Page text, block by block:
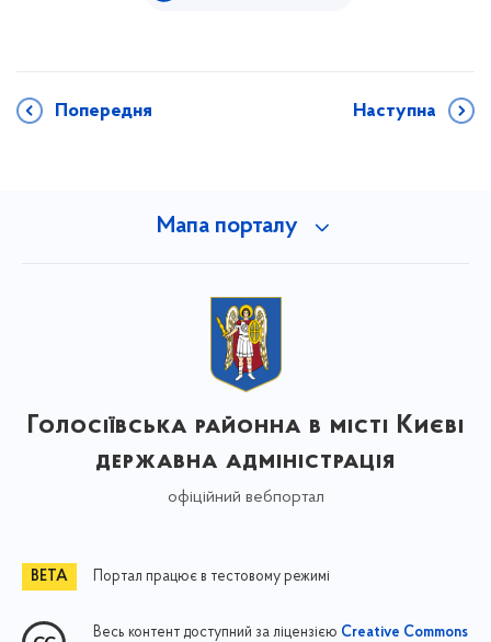
Попередня Наступна
Мапа порталу
Голосіївська районна в місті Києві
державна адміністрація
офіційний вебпортал
Портал працює в тестовому режимі
Весь контент доступний за ліцензією Creative Commons